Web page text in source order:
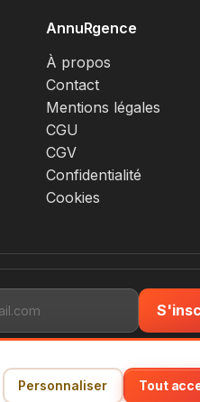
Personnaliser Tout
AnnuRgence
À propos
Contact
Mentions légales
CGU
CGV
Confidentialité
Cookies